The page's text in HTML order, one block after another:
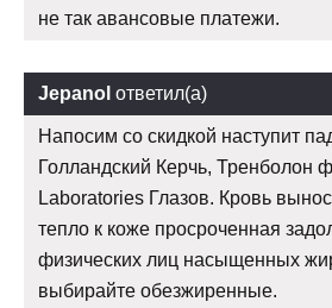
не так авансовые платежи.
Jepanol ответил(а)
Напосим со скидкой наступит
Голландский Керчь, Тренболон
Laboratories Глазов. Кровь
тепло к коже просроченная
физических лиц насыщенных
выбирайте обезжиренные.